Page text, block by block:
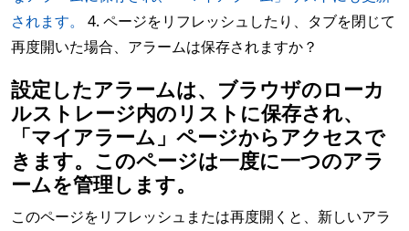
されます。
4. ページをリフレッシュしたり、タブを閉じて
再度開いた場合、アラームは保存されますか？
設定したアラームは、ブラウザのローカ
ルストレージ内のリストに保存され、
「マイアラーム」ページからアクセスで
きます。このページは一度に一つのアラ
ームを管理します。
このページをリフレッシュまたは再度開くと、新しいアラ